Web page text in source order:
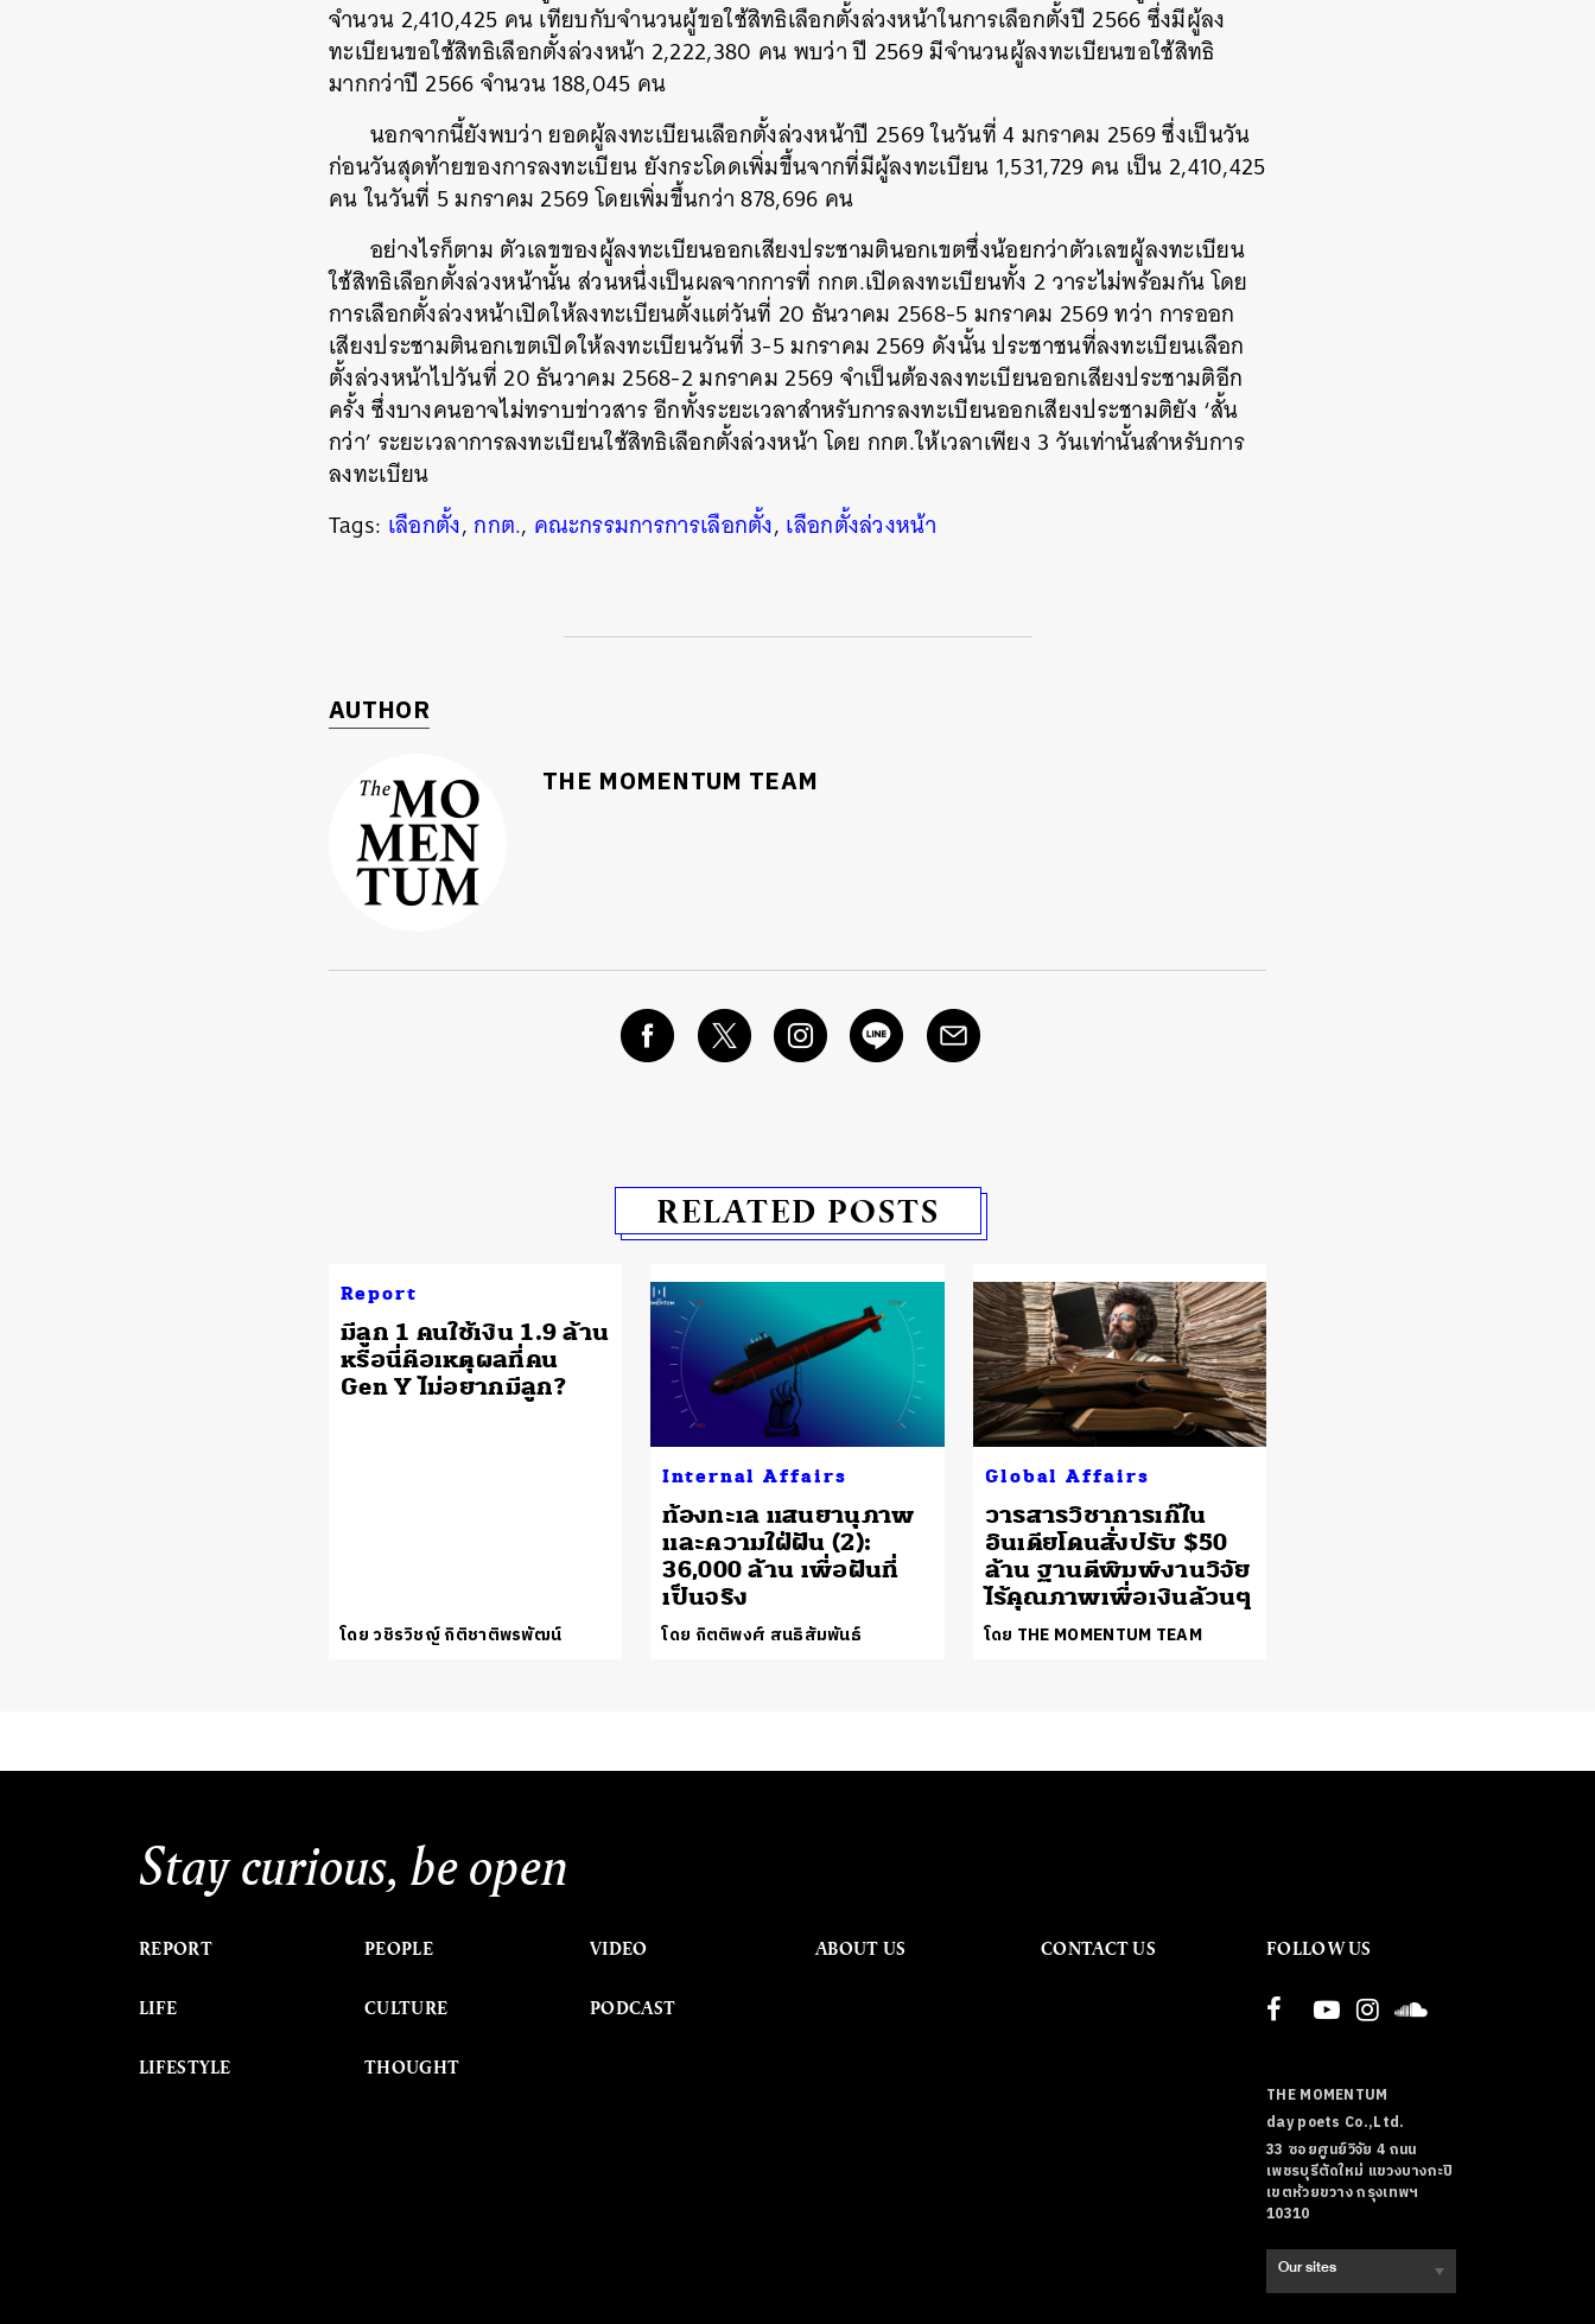
จำนวน 2,410,425 คน เทียบกับจำนวนผู้ขอใช้สิทธิเลือกตั้งล่วงหน้าในการเลือกตั้งปี 2566 ซึ่งมีผู้ลง
ทะเบียนขอใช้สิทธิเลือกตั้งล่วงหน้า 2,222,380 คน พบว่า ปี 2569 มีจำนวนผู้ลงทะเบียนขอใช้สิทธิ
มากกว่าปี 2566 จำนวน 188,045 คน
นอกจากนี้ยังพบว่า ยอดผู้ลงทะเบียนเลือกตั้งล่วงหน้าปี 2569 ในวันที่ 4 มกราคม 2569 ซึ่งเป็นวัน
ก่อนวันสุดท้ายของการลงทะเบียน ยังกระโดดเพิ่มขึ้นจากที่มีผู้ลงทะเบียน 1,531,729 คน เป็น 2,410,425
คน ในวันที่ 5 มกราคม 2569 โดยเพิ่มขึ้นกว่า 878,696 คน
อย่างไรก็ตาม ตัวเลขของผู้ลงทะเบียนออกเสียงประชามตินอกเขตซึ่งน้อยกว่าตัวเลขผู้ลงทะเบียน
ใช้สิทธิเลือกตั้งล่วงหน้านั้น ส่วนหนึ่งเป็นผลจากการที่ กกต.เปิดลงทะเบียนทั้ง 2 วาระไม่พร้อมกัน โดย
การเลือกตั้งล่วงหน้าเปิดให้ลงทะเบียนตั้งแต่วันที่ 20 ธันวาคม 2568-5 มกราคม 2569 ทว่า การออก
เสียงประชามตินอกเขตเปิดให้ลงทะเบียนวันที่ 3-5 มกราคม 2569 ดังนั้น ประชาชนที่ลงทะเบียนเลือก
ตั้งล่วงหน้าไปวันที่ 20 ธันวาคม 2568-2 มกราคม 2569 จำเป็นต้องลงทะเบียนออกเสียงประชามติอีก
ครั้ง ซึ่งบางคนอาจไม่ทราบข่าวสาร อีกทั้งระยะเวลาสำหรับการลงทะเบียนออกเสียงประชามติยัง ‘สั้น
กว่า’ ระยะเวลาการลงทะเบียนใช้สิทธิเลือกตั้งล่วงหน้า โดย กกต.ให้เวลาเพียง 3 วันเท่านั้นสำหรับการ
ลงทะเบียน
Tags: เลือกตั้ง,กกต., คณะกรรมการการเลือกตั้ง, เลือกตั้งล่วงหน้า
AUTHOR
THE MOMENTUM TEAM
RELATED POSTS
Report
มีลูก 1 คนใช้เงิน 1.9 ล้าน
หรือนี่คือเหตุผลที่คน
Gen Y ไม่อยากมีลูก?
โดย วชิรวิชญ์ กิติชาติพรพัฒน์
Internal Affairs
ท้องทะเล แสนยานุภาพ
และความใฝ่ฝัน (2):
36,000 ล้าน เพื่อฝันที่
เป็นจริง
โดย กิตติพงศ์ สนธิสัมพันธ์
Global Affairs
วารสารวิชาการเก๊ใน
อินเดียโดนสั่งปรับ $50
ล้าน ฐานตีพิมพ์งานวิจัย
ไร้คุณภาพเพื่อเงินล้วนๆ
โดย THE MOMENTUM TEAM
Stay curious, be open
REPORT
LIFE
LIFESTYLE
PEOPLE
CULTURE
THOUGHT
VIDEO
PODCAST
ABOUT US CONTACT US FOLLOW US
THE MOMENTUM
day poets Co.,Ltd.
33 ซอยศูนย์วิจัย 4 ถนน
เพชรบุรีตัดใหม่ แขวงบางกะปิ
เขตห้วยขวาง กรุงเทพฯ
10310
ค้นหา
SHARE TWEET LINE EMAIL